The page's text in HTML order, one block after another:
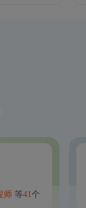
师 等41个